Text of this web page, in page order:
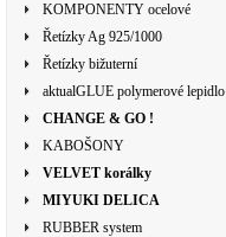
KOMPONENTY ocelové
Řetízky Ag 925/1000
Řetízky bižuterní
aktualGLUE polymerové lepidlo
CHANGE & GO !
KABOŠONY
VELVET korálky
MIYUKI DELICA
RUBBER system